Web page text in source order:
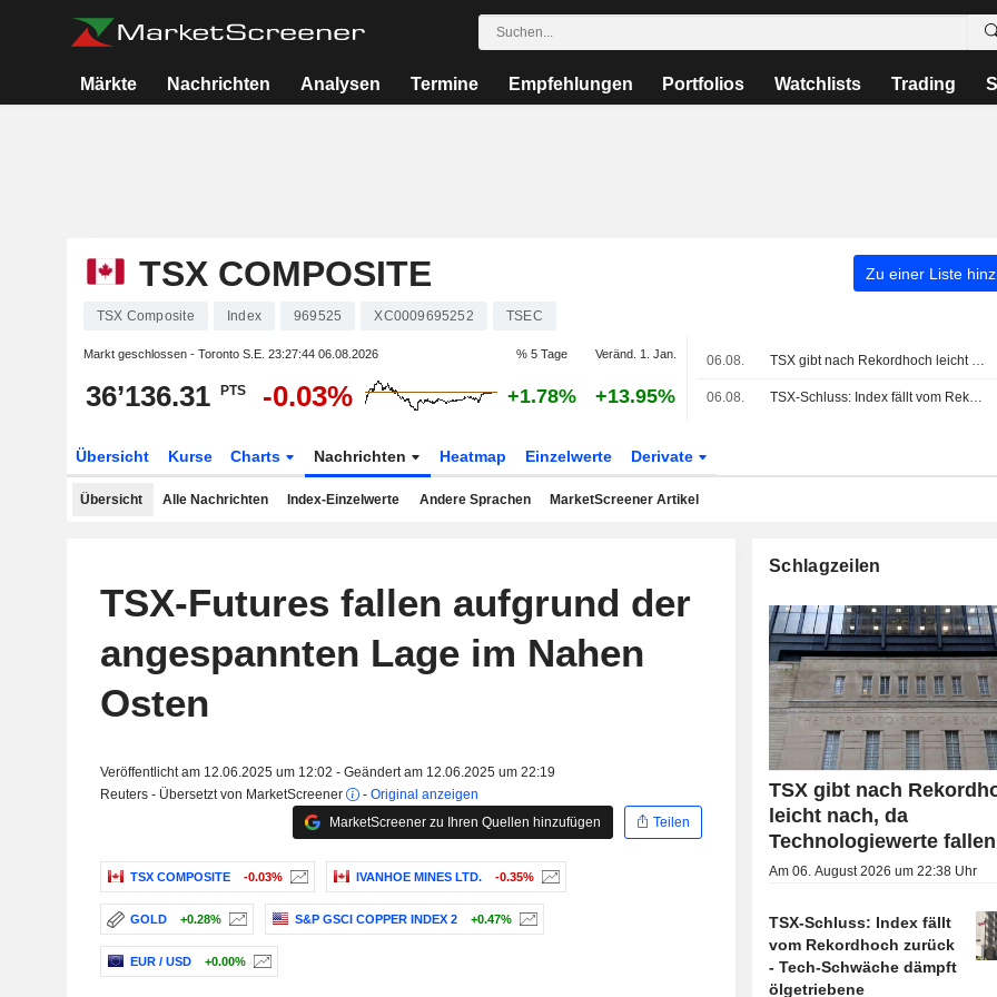
Märkte Nachrichten Analysen Termine Empfehlungen Portfolios Watchlists Trading
TSX COMPOSITE Zu einer Liste
TSX Composite Index 969525 XC0009695252 TSEC
Markt geschlossen - Toronto S.E. 23:27:44 06.08.2026 % 5 Tage Veränd. 1. Jan.
36’136.31 PTS -0.03% +1.78% +13.95%
06.08. TSX gibt nach Rekordhoch leicht nach, da Technologiewerte fallen
06.08. TSX-Schluss: Index fällt vom Rekordhoch zurück - Tech-Schwäche dämpft ölgetriebene Energiegewinne
Übersicht Kurse Charts Nachrichten Heatmap Einzelwerte Derivate
Übersicht Alle Nachrichten Index-Einzelwerte Andere Sprachen MarketScreener Artikel
TSX-Futures fallen aufgrund der
angespannten Lage im Nahen
Osten
Veröffentlicht am 12.06.2025 um 12:02 - Geändert am 12.06.2025 um 22:19
Reuters - Übersetzt von MarketScreener
- Original anzeigen
MarketScreener zu Ihren Quellen hinzufügen
Teilen
TSX COMPOSITE -0.03% IVANHOE MINES LTD. -0.35%
GOLD +0.28% S&P GSCI COPPER INDEX 2 +0.47%
EUR / USD +0.00%
Schlagzeilen
TSX gibt nach
leicht nach, da
Technologiewerte fallen
Am 06. August 2026 um 22:38 Uhr
TSX-Schluss: Index fällt
vom Rekordhoch zurück
- Tech-Schwäche dämpft
ölgetriebene